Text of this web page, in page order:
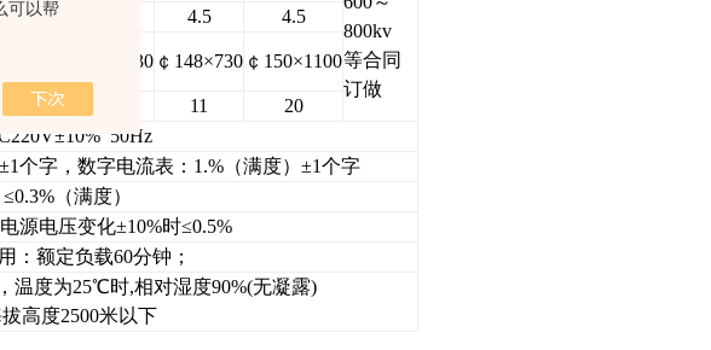
可以帮
800kv
等合同
订做
4.5 4.5
4.5
￠148×730 ￠148×730 ￠150×1100
11
20
50Hz
个字，数字电流表：1.%（满度）±1个字
≤0.3%（满度）
源电压变化±10%时≤0.5%
：额定负载60分钟；
温度为25℃时,相对湿度90%(无凝露)
高度2500米以下